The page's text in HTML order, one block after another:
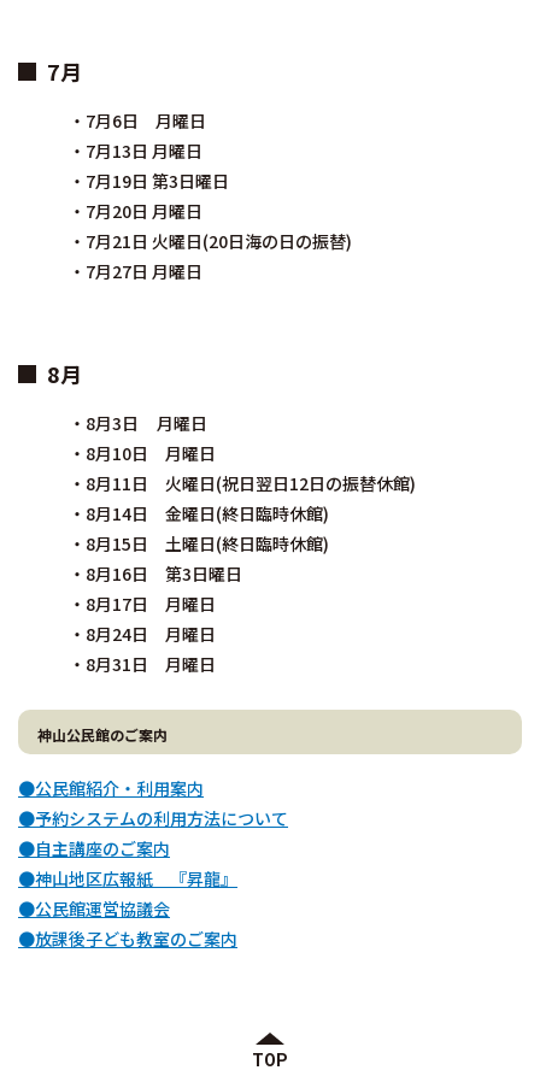
7月
・7月6日 月曜日
・7月13日 月曜日
・7月19日 第3日曜日
・7月20日 月曜日
・7月21日 火曜日(20日海の日の振替)
・7月27日 月曜日
8月
・8月3日 月曜日
・8月10日 月曜日
・8月11日 火曜日(祝日翌日12日の振替休館)
・8月14日 金曜日(終日臨時休館)
・8月15日 土曜日(終日臨時休館)
・8月16日 第3日曜日
・8月17日 月曜日
・8月24日 月曜日
・8月31日 月曜日
神山公民館のご案内
●公民館紹介・利用案内
●予約システムの利用方法について
●自主講座のご案内
●神山地区広報紙 『昇龍』
●公民館運営協議会
●放課後子ども教室のご案内
TOP